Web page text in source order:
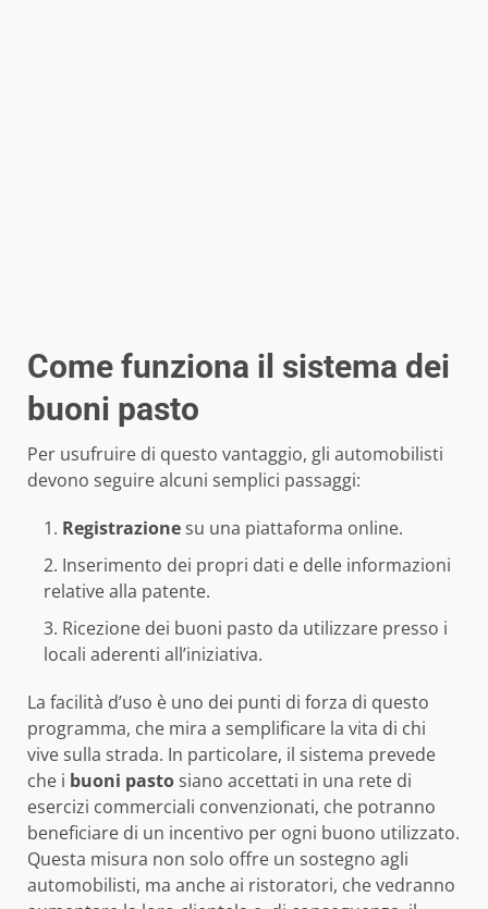
Come funziona il sistema dei
buoni pasto
Per usufruire di questo vantaggio, gli automobilisti
devono seguire alcuni semplici passaggi:
Registrazionesu una piattaforma online.
Inserimento dei propri dati e delle informazioni
relative alla patente.
Ricezione dei buoni pasto da utilizzare presso i
locali aderenti all’iniziativa.
La facilità d’uso è uno dei punti di forza di questo
programma, che mira a semplificare la vita di chi
vive sulla strada. In particolare, il sistema prevede
che i buoni pastosiano accettati in una rete di
esercizi commerciali convenzionati, che potranno
beneficiare di un incentivo per ogni buono utilizzato.
Questa misura non solo offre un sostegno agli
automobilisti, ma anche ai ristoratori, che vedranno